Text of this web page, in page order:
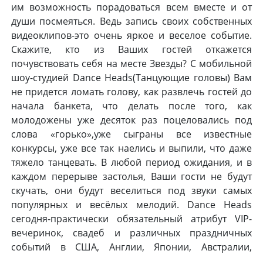
им возможность порадоваться всем вместе и от
души посмеяться. Ведь запись своих собственных
видеоклипов-это очень яркое и веселое событие.
Скажите, кто из Ваших гостей откажется
почувствовать себя на месте Звезды? С мобильной
шоу-студией Dance Heads(Танцующие головы) Вам
не придется ломать голову, как развлечь гостей до
начала банкета, что делать после того, как
молодожены уже десяток раз поцеловались под
слова «горько»,уже сыграны все известные
конкурсы, уже все так наелись и выпили, что даже
тяжело танцевать. В любой период ожидания, и в
каждом перерыве застолья, Ваши гости не будут
скучать, они будут веселиться под звуки самых
популярных и весёлых мелодий. Dance Heads
сегодня-практически обязательный атрибут VIP-
вечеринок, свадеб и различных праздничных
событий в США, Англии, Японии, Австралии,